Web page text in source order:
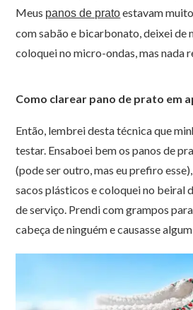
Meus panos de pratoestavam
com sabão e bicarbonato, deixei de
coloquei no micro-ondas, mas nada
Como clarear pano de prato em
Então, lembrei desta técnica que
testar. Ensaboei bem os panos de
(pode ser outro, mas eu prefiro
sacos plásticos e coloquei no beiral
de serviço. Prendi com grampos
cabeça de ninguém e causasse